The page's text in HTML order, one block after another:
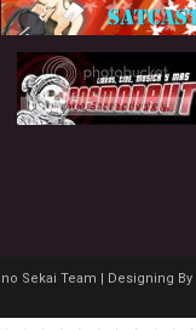
Sekai Team | Designing By